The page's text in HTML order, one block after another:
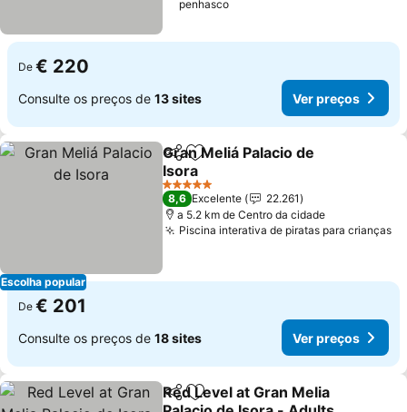
penhasco
De € 220
Consulte os preços de 13 sites Ver preços
Escolha popular
PartilharAdicionar aos favoritos
Gran Meliá Palacio de
Isora
Ver preços
5 Estrelas
8,6 Excelente
22.261
a 5.2 km de Centro da cidade
Piscina interativa de piratas para crianças
De € 201
Consulte os preços de 18 sites Ver preços
PartilharAdicionar aos favoritos
Red Level at Gran Melia